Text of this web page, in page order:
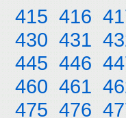
415 416
430 431
445 446
460 461
475 476